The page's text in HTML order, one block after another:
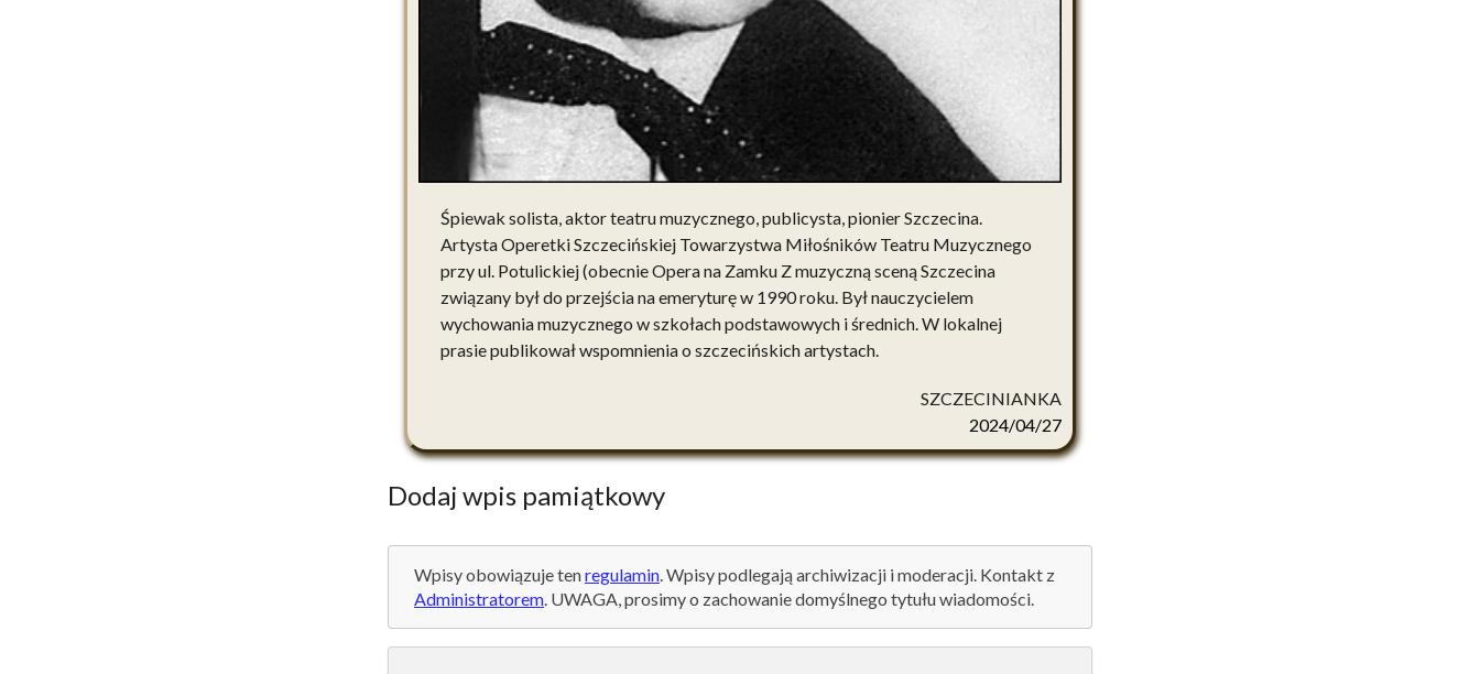
Śpiewak solista, aktor teatru muzycznego, publicysta, pionier Szczecina.
Artysta Operetki Szczecińskiej Towarzystwa Miłośników Teatru Muzycznego
przy ul. Potulickiej (obecnie Opera na Zamku Z muzyczną sceną Szczecina
związany był do przejścia na emeryturę w 1990 roku. Był nauczycielem
wychowania muzycznego w szkołach podstawowych i średnich. W lokalnej
prasie publikował wspomnienia o szczecińskich artystach.
SZCZECINIANKA
2024/04/27
Dodaj wpis pamiątkowy
Wpisy obowiązuje tenregulamin. Wpisy podlegają archiwizacji i moderacji. Kontakt z
Administratorem. UWAGA, prosimy o zachowanie domyślnego tytułu wiadomości.